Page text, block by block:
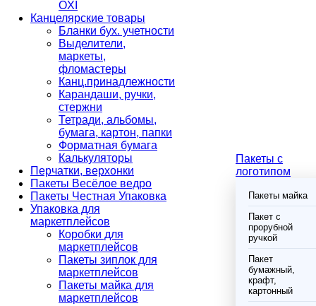
OXI
Канцелярские товары
Бланки бух. учетности
Выделители,
маркеты,
фломастеры
Канц.принадлежности
Карандаши, ручки,
стержни
Тетради, альбомы,
бумага, картон, папки
Форматная бумага
Калькуляторы
Перчатки, верхонки
Пакеты Весёлое ведро
Пакеты Честная Упаковка
Упаковка для
маркетплейсов
Коробки для
маркетплейсов
Пакеты зиплок для
маркетплейсов
Пакеты майка для
маркетплейсов
Пакеты с
логотипом
Пакеты майка
Пакет с
прорубной
ручкой
Пакет
бумажный,
крафт,
картонный